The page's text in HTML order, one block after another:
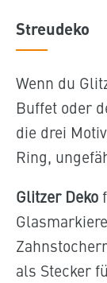
Streudeko
Wenn du
Buffet oder
die drei
Ring,
Glitzer Deko
als Stecker